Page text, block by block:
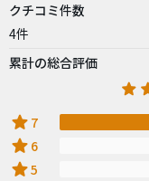
クチコミ件数
4件
累計の総合評価
star 7
star 6
star5